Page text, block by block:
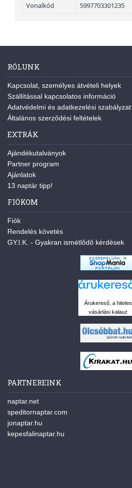
Vonalkód
5997703301235
RÓLUNK
Kapcsolat, személyes átvételi helyek
Szállítással kapcsolatos információ
Adatvédelmi és adatkezelési szabályzat
Általános szerződési feltételek
EXTRÁK
Ajándékutalványok
Partner program
Ajánlatok
13 naptár tipp!
FIÓKOM
Fiók
Rendelés követés
GY.I.K. - Gyakran ismétlődő kérdések
Árukereső, a hiteles
vásárlási kalauz
PARTNEREINK
naptar.net
speditornaptar.com
jonaptar.hu
kepesfalinaptar.hu